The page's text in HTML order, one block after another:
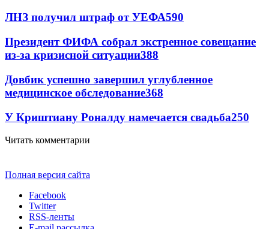
ЛНЗ получил штраф от УЕФА590
Президент ФИФА собрал экстренное совещание
из-за кризисной ситуации388
Довбик успешно завершил углубленное
медицинское обследование368
У Криштиану Роналду намечается свадьба250
Читать комментарии
Полная версия сайта
Facebook
Twitter
RSS-ленты